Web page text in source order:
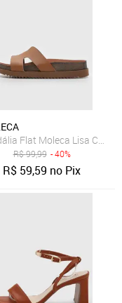
Flat Moleca Lisa
R$99,99 - 40%
R$ 59,59 no Pix